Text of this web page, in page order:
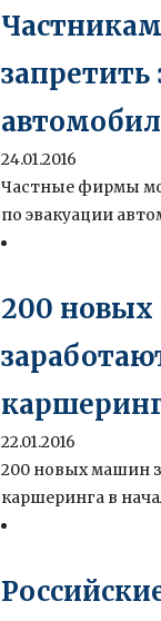
запретить
24.01.2016
Частные фирмы
по эвакуации
200 новых
22.01.2016
200 новых машин
каршеринга в